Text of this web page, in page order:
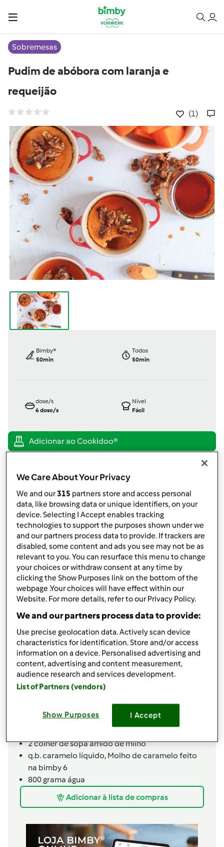
Sobremesas
Pudim de abóbora com laranja e
requeijão
(1)
Bimby®
50min
Todos
50min
dose/s
6dose/s
Nível
Fácil
published: 17.10.2020
alterado: 18.10.2020
Adicionar às minhas coleções
Partilhar receita
Criar uma variante
Ingredientes
Pudim de abóbora com laranja e
requeijão
350gramaabóbora,Cortada em cubos
60gramaAçúcar de coco
Só o sumo
unidadesovos
2colher de sopaamido de milho
q.b.caramelo líquido, Molho de caramelo feito
na bimby 6
800grama água
Adicionar à lista de compras
We Care About Your Privacy
We and our315 partners store and access personal
data, like browsing data or unique identifiers, on your
device. Selecting I Accept enables tracking
technologies to support the purposes shown under we
and our partners process data to provide. If trackers are
disabled, some content and ads you see may not be as
relevant to you. You can resurface this menu to change
your choices or withdraw consent at any time by
clicking the Show Purposes link on the bottom of the
webpage .Your choices will have effect within our
Website. For more details, refer to our Privacy Policy.
We and our partners process data to provide:
Use precise geolocation data. Actively scan device
characteristics for identification. Store and/or access
information on a device. Personalised advertising and
content, advertising and content measurement,
audience research and services development.
List of Partners (vendors)
Show Purposes I Accept